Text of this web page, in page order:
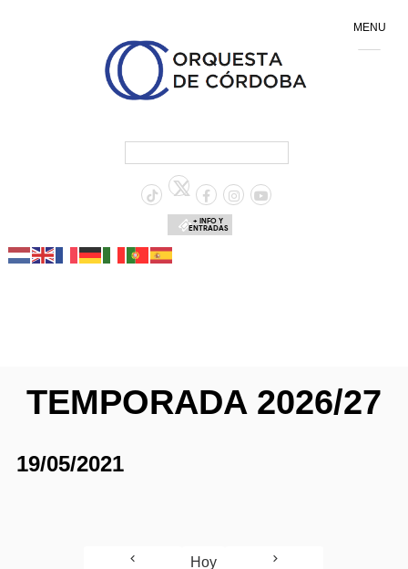
+ INFO Y
ENTRADAS
TEMPORADA 2026/27
19/05/2021
Hoy
MENU